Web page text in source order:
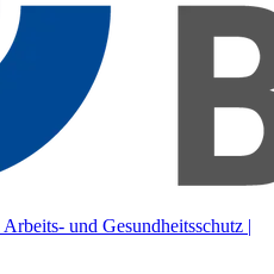
und Gesundheitsschutz |